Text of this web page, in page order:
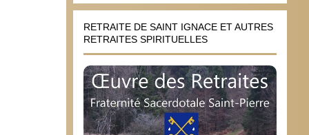
RETRAITE DE SAINT IGNACE ET AUTRES
RETRAITES SPIRITUELLES